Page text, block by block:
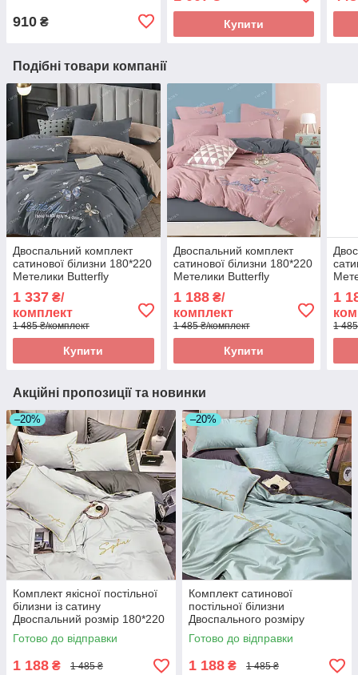
910 ₴ Купити
Подібні товари компанії
Двоспальний комплект
сатинової білизни 180*220
Метелики Butterfly
вишивка
1 337 ₴/
комплект
1 485 ₴/комплект
Купити
Двоспальний комплект
сатинової білизни 180*220
Метелики Butterfly
вишивка
1 188₴/
комплект
1 485 ₴/комплект
Купити
1
1
Акційні пропозиції та новинки
–20%
Комплект якісної постільної
білизни із сатину
Двоспальний розмір 180*220
см
Готово до відправки
1 188 ₴ 1 485 ₴
–20%
Комплект сатинової
постільної білизни
Двоспального розміру
високої якості
Готово до відправки
1 188 ₴ 1 485 ₴